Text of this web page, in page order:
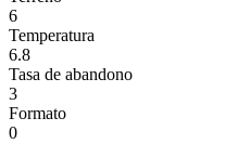
6
Temperatura
6.8
Tasa de abandono
3
Formato
0